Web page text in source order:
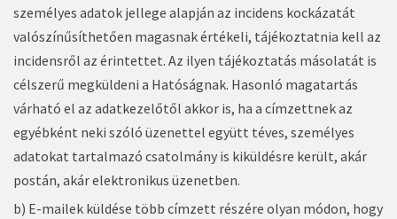
személyes adatok jellege alapján az incidens kockázatát
valószínűsíthetően magasnak értékeli, tájékoztatnia kell az
incidensről az érintettet. Az ilyen tájékoztatás másolatát is
célszerű megküldeni a Hatóságnak. Hasonló magatartás
várható el az adatkezelőtől akkor is, ha a címzettnek az
egyébként neki szóló üzenettel együtt téves, személyes
adatokat tartalmazó csatolmány is kiküldésre került, akár
postán, akár elektronikus üzenetben.
b) E-mailek küldése több címzett részére olyan módon, hogy